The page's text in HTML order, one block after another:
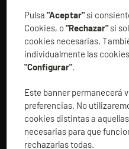
Pulsa"Aceptar"si
Cookies, o"Rechazar"si
cookies necesarias.
individualmente las
"Configurar".
Este banner permanecerá
preferencias. No
cookies distintas a
necesarias para que
rechazarlas todas.